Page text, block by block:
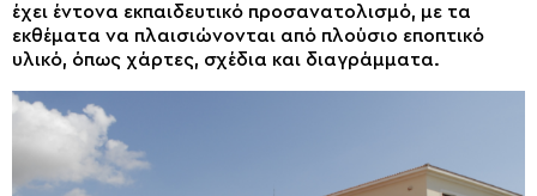
έχει έντονα εκπαιδευτικό προσανατολισμό, με τα
εκθέματα να πλαισιώνονται από πλούσιο εποπτικό
υλικό, όπως χάρτες, σχέδια και διαγράμματα.